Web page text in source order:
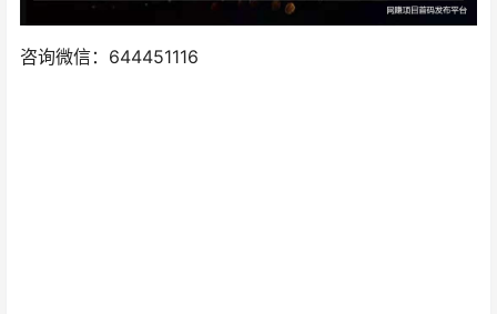
咨询微信：644451116